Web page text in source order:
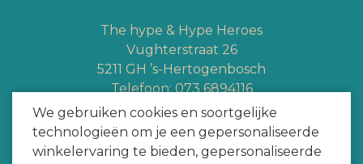
We gebruiken cookies en soortgelijke
technologieën om je een gepersonaliseerde
winkelervaring te bieden, gepersonaliseerde
The hype & Hype Heroes
Vughterstraat 26
5211 GH ’s-Hertogenbosch
Telefoon:073 6894116
Whatsapp:+3165363328
info@hypeheroes.com